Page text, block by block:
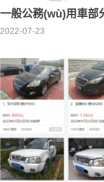
一般公務(wù)用車部
2022-07-23